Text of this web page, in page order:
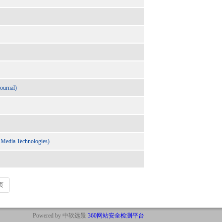
Technologies)
Powered by 中软远景 360网站安全检测平台